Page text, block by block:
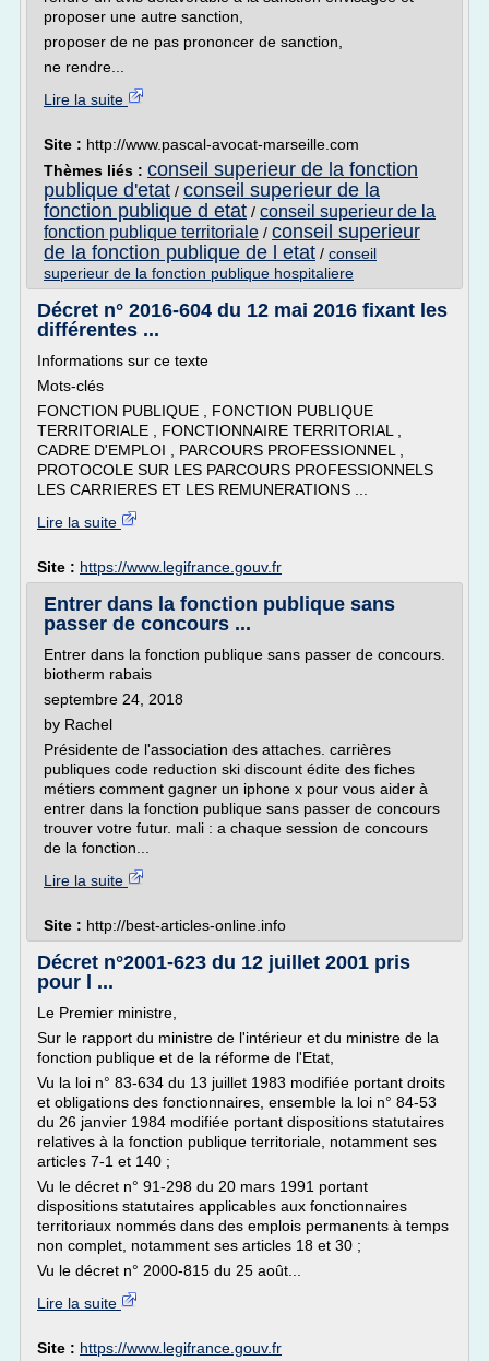
proposer une autre sanction,
proposer de ne pas prononcer de sanction,
ne rendre...
Lire la suite
Site : http://www.pascal-avocat-marseille.com
Thèmes liés : conseil superieur de la fonction
publique d'etat / conseil superieur de la
fonction publique d etat / conseil superieur de la
fonction publique territoriale / conseil superieur
de la fonction publique de l etat / conseil
superieur de la fonction publique hospitaliere
Décret n° 2016-604 du 12 mai 2016 fixant les
différentes ...
Informations sur ce texte
Mots-clés
FONCTION PUBLIQUE , FONCTION PUBLIQUE
TERRITORIALE , FONCTIONNAIRE TERRITORIAL ,
CADRE D'EMPLOI , PARCOURS PROFESSIONNEL ,
PROTOCOLE SUR LES PARCOURS PROFESSIONNELS
LES CARRIERES ET LES REMUNERATIONS ...
Lire la suite
Site : https://www.legifrance.gouv.fr
Entrer dans la fonction publique sans
passer de concours ...
Entrer dans la fonction publique sans passer de concours.
biotherm rabais
septembre 24, 2018
by Rachel
Présidente de l'association des attaches. carrières
publiques code reduction ski discount édite des fiches
métiers comment gagner un iphone x pour vous aider à
entrer dans la fonction publique sans passer de concours
trouver votre futur. mali : a chaque session de concours
de la fonction...
Lire la suite
Site : http://best-articles-online.info
Décret n°2001-623 du 12 juillet 2001 pris
pour l ...
Le Premier ministre,
Sur le rapport du ministre de l'intérieur et du ministre de la
fonction publique et de la réforme de l'Etat,
Vu la loi n° 83-634 du 13 juillet 1983 modifiée portant droits
et obligations des fonctionnaires, ensemble la loi n° 84-53
du 26 janvier 1984 modifiée portant dispositions statutaires
relatives à la fonction publique territoriale, notamment ses
articles 7-1 et 140 ;
Vu le décret n° 91-298 du 20 mars 1991 portant
dispositions statutaires applicables aux fonctionnaires
territoriaux nommés dans des emplois permanents à temps
non complet, notamment ses articles 18 et 30 ;
Vu le décret n° 2000-815 du 25 août...
Lire la suite
Site : https://www.legifrance.gouv.fr